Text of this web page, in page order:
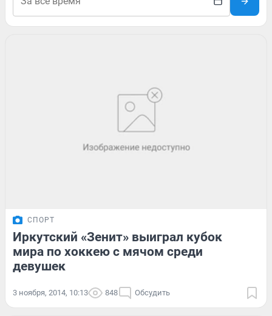
СПОРТ
Иркутский «Зенит» выиграл кубок
мира по хоккею с мячом среди
девушек
3 ноября, 2014, 10:13 848 Обсудить